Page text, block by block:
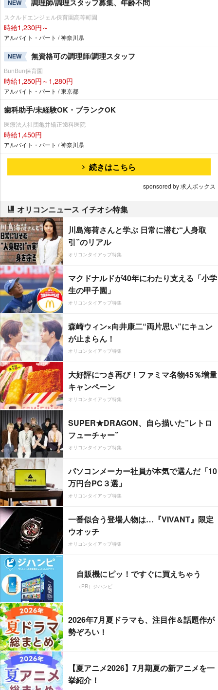
NEW 調理師/調理スタッフ募集、年齢不問
スクルドエンジェル保育園高等町園
時給1,230円～
アルバイト・パート / 神奈川県
NEW 無資格可の調理師/調理スタッフ
BunBun保育園
時給1,250円～1,280円
アルバイト・パート / 東京都
歯科助手/未経験OK・ブランクOK
医療法人社団亀井矯正歯科医院
時給1,450円
アルバイト・パート / 神奈川県
続きはこちら
sponsored by 求人ボックス
オリコンニュース イチオシ特集
川島海荷さんと学ぶ 日常に潜む“人身取
引”のリアル
オリコンタイアップ特集
マクドナルドが40年にわたり支える「小学
生の甲子園」
オリコンタイアップ特集
森崎ウィン×向井康二“両片思い”にキュン
が止まらん！
オリコンタイアップ特集
大好評につき再び！ファミマ名物45％増量
キャンペーン
オリコンタイアップ特集
SUPER★DRAGON、自ら描いた”レトロ
フューチャー”
オリコンタイアップ特集
パソコンメーカー社員が本気で選んだ「10
万円台PC３選」
オリコンタイアップ特集
一番似合う登場人物は…『VIVANT』限定
ウオッチ
オリコンタイアップ特集
自販機にピッ！ですぐに買えちゃう
（PR）ジハンピ
2026年7月夏ドラマも、注目作＆話題作が
勢ぞろい！
【夏アニメ2026】7月期夏の新アニメを一
挙紹介！